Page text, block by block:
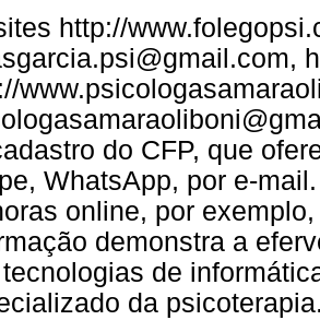
http://
do CFP, que
WhatsApp, por e-
online, por
demonstra a
de
da